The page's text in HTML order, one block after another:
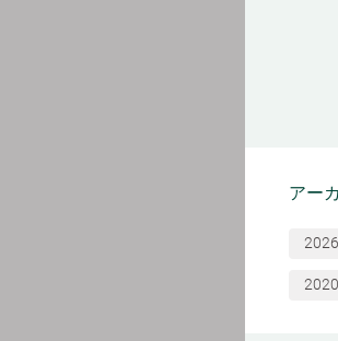
アー